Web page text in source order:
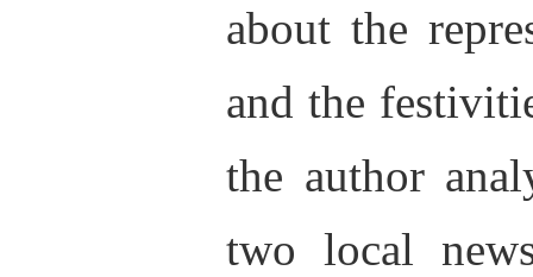
about the
and the
the author
two local